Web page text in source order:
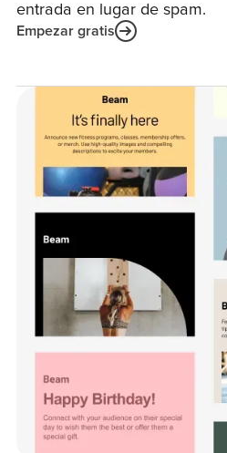
entrada en lugar de spam.
Empezar gratis